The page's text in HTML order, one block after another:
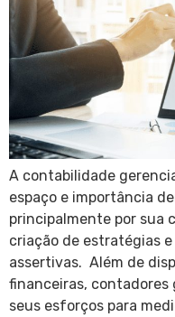
A contabilidade
espaço e importância
principalmente por sua
criação de estratégias
assertivas. Além de
financeiras, contadores
seus esforços para